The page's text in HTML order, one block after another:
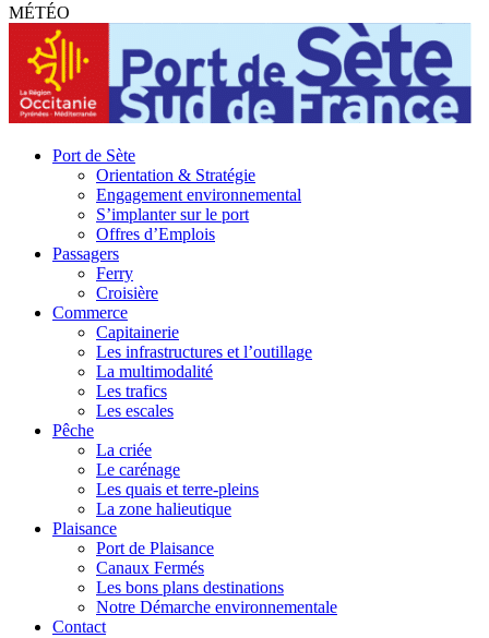
MÉTÉO
Port de Sète
Orientation & Stratégie
Engagement environnemental
S’implanter sur le port
Offres d’Emplois
Passagers
Ferry
Croisière
Commerce
Capitainerie
Les infrastructures et l’outillage
La multimodalité
Les trafics
Les escales
Pêche
La criée
Le carénage
Les quais et terre-pleins
La zone halieutique
Plaisance
Port de Plaisance
Canaux Fermés
Les bons plans destinations
Notre Démarche environnementale
Contact